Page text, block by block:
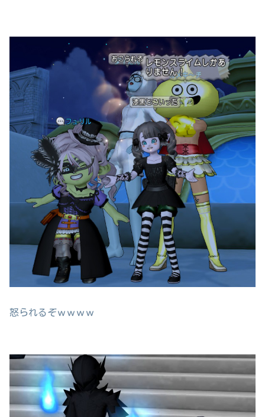
怒られるぞｗｗｗｗ